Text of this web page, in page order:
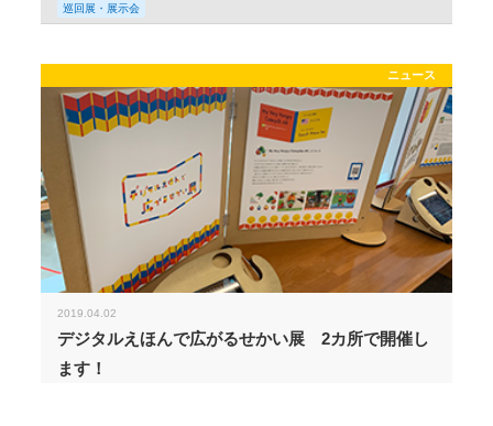
巡回展・展示会
ニュース
2019.04.02
デジタルえほんで広がるせかい展 2カ所で開催し
ます！